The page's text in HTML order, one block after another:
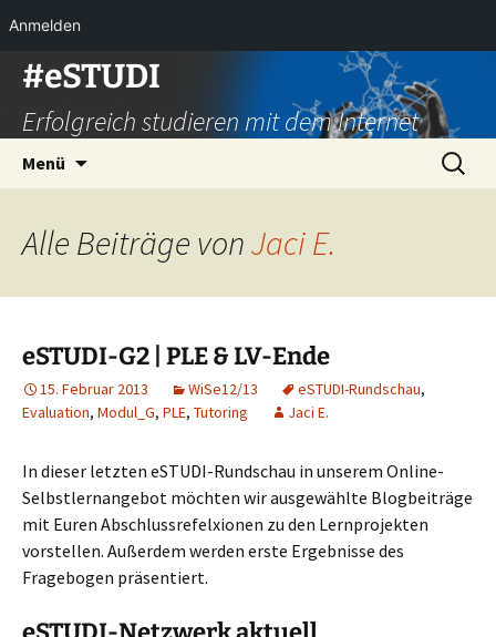
Anmelden
Zum
Inhalt
springen
#eSTUDI
Erfolgreich studieren mit dem Internet
Menü
Suchen
nach:
Alle Beiträge vonJaci E.
eSTUDI-G2 | PLE & LV-Ende
15. Februar 2013 WiSe12/13 eSTUDI-Rundschau,
Evaluation, Modul_G, PLE, Tutoring Jaci E.
In dieser letzten eSTUDI-Rundschau in unserem Online-
Selbstlernangebot möchten wir ausgewählte Blogbeiträge
mit Euren Abschlussrefelxionen zu den Lernprojekten
vorstellen. Außerdem werden erste Ergebnisse des
Fragebogen präsentiert.